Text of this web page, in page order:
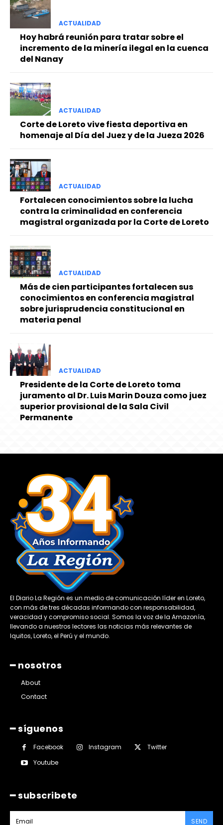
━ Planes
ACTUALIDAD
Hoy habrá reunión para tratar sobre el
incremento de la minería ilegal en la cuenca
del Nanay
ACTUALIDAD
Corte de Loreto vive fiesta deportiva en
homenaje al Día del Juez y de la Jueza 2026
ACTUALIDAD
Fortalecen conocimientos sobre la lucha
contra la criminalidad en conferencia
magistral organizada por la Corte de Loreto
ACTUALIDAD
Más de cien participantes fortalecen sus
conocimientos en conferencia magistral
sobre jurisprudencia constitucional en
materia penal
ACTUALIDAD
Presidente de la Corte de Loreto toma
juramento al Dr. Luis Marin Douza como juez
superior provisional de la Sala Civil
Permanente
El Diario La Región es un medio de comunicación líder en Loreto,
con más de tres décadas informando con responsabilidad,
veracidad y compromiso social. Somos la voz de la Amazonía,
llevando a nuestros lectores las noticias más relevantes de
Iquitos, Loreto, el Perú y el mundo.
━ nosotros
About
Contact
━ síguenos
Facebook Instagram
Twitter
Youtube
━ subscribete
SEND